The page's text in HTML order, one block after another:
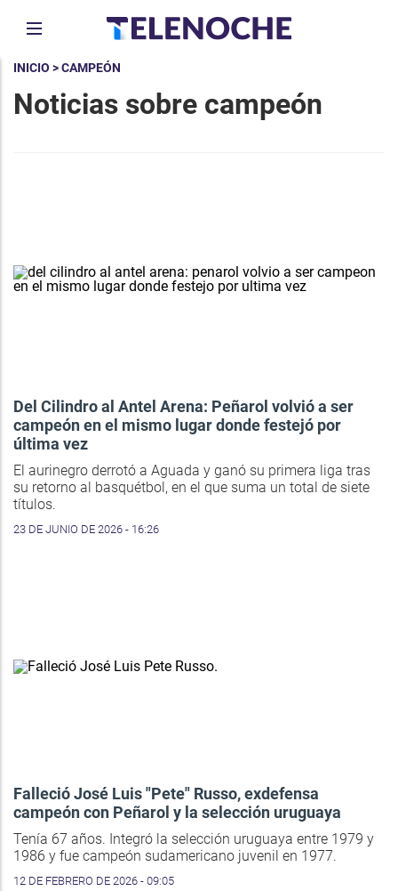
INICIO > CAMPEÓN
Noticias sobre campeón
Del Cilindro al Antel Arena: Peñarol volvió a ser
campeón en el mismo lugar donde festejó por
última vez
El aurinegro derrotó a Aguada y ganó su primera liga tras
su retorno al basquétbol, en el que suma un total de siete
títulos.
23 DE JUNIO DE 2026 - 16:26
Falleció José Luis "Pete" Russo, exdefensa
campeón con Peñarol y la selección uruguaya
Tenía 67 años. Integró la selección uruguaya entre 1979 y
1986 y fue campeón sudamericano juvenil en 1977.
12 DE FEBRERO DE 2026 - 09:05